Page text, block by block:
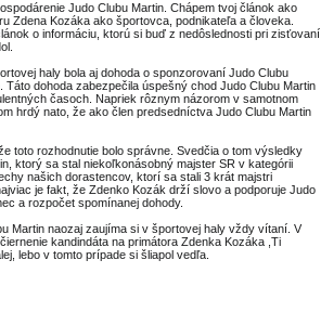
Judo Clubu Martin. Chápem tvoj článok ako
Zdena Kozáka ako športovca, podnikateľa a človeka.
o informáciu, ktorú si buď z nedôslednosti pri zisťovaní
haly bola aj dohoda o sponzorovaní Judo Clubu
Táto dohoda zabezpečila úspešný chod Judo Clubu Martin
časoch. Napriek rôznym názorom v samotnom
hrdý nato, že ako člen predsedníctva Judo Clubu Martin
toto rozhodnutie bolo správne. Svedčia o tom výsledky
ktorý sa stal niekoľkonásobný majster SR v kategórii
našich dorastencov, ktorí sa stali 3 krát majstri
je fakt, že Zdenko Kozák drží slovo a podporuje Judo
a rozpočet spomínanej dohody.
Martin naozaj zaujíma si v športovej haly vždy vítaní. V
kandindáta na primátora Zdenka Kozáka ,Ti
lebo v tomto prípade si šliapol vedľa.